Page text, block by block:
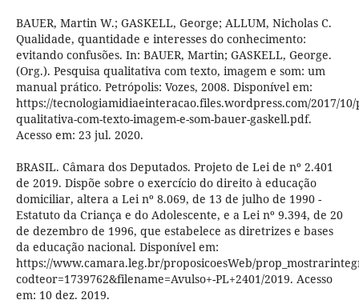
BAUER, Martin W.; GASKELL, George; ALLUM, Nicholas C.
Qualidade, quantidade e interesses do conhecimento:
evitando confusões. In: BAUER, Martin; GASKELL, George.
(Org.). Pesquisa qualitativa com texto, imagem e som: um
manual prático. Petrópolis: Vozes, 2008. Disponível em:
https://tecnologiamidiaeinteracao.files.wordpress.com/2017/10/
qualitativa-com-texto-imagem-e-som-bauer-gaskell.pdf.
Acesso em: 23 jul. 2020.
BRASIL. Câmara dos Deputados. Projeto de Lei de nº 2.401
de 2019. Dispõe sobre o exercício do direito à educação
domiciliar, altera a Lei nº 8.069, de 13 de julho de 1990 -
Estatuto da Criança e do Adolescente, e a Lei nº 9.394, de 20
de dezembro de 1996, que estabelece as diretrizes e bases
da educação nacional. Disponível em:
https://www.camara.leg.br/proposicoesWeb/
codteor=1739762&filename=Avulso+-PL+2401/2019. Acesso
em: 10 dez. 2019.